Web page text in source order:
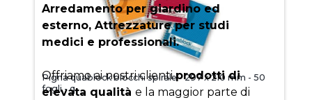
Pigna quablock blocchi spirale - 297 x 210 mm - 50
fogli - q
Arredamento per giardino ed
esterno, Attrezzature per studi
medici e professionali.
Offriamo ai nostri clientiprodotti di
elevata qualità e la maggior parte di